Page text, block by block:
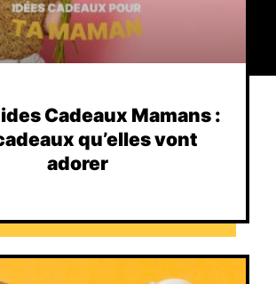
Cadeaux Mamans :
qu’elles vont
adorer